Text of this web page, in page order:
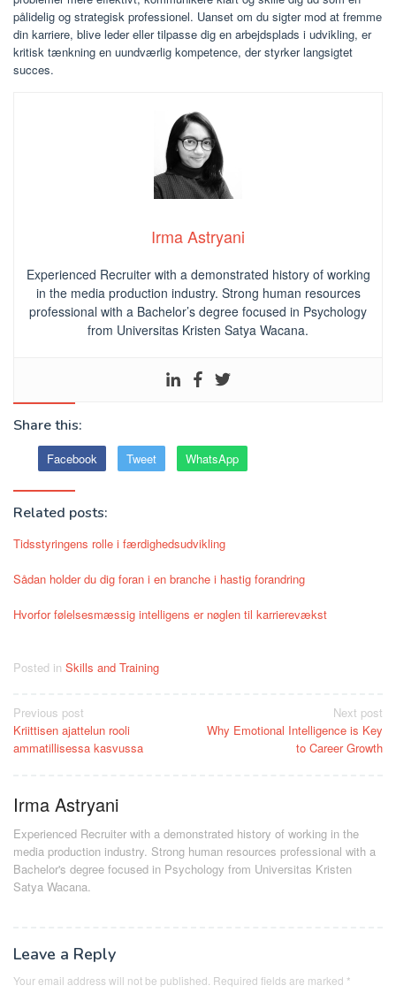
pålidelig og strategisk professionel. Uanset om du sigter mod at fremme
din karriere, blive leder eller tilpasse dig en arbejdsplads i udvikling, er
kritisk tænkning en uundværlig kompetence, der styrker langsigtet
succes.
Irma Astryani
Experienced Recruiter with a demonstrated history of working
in the media production industry. Strong human resources
professional with a Bachelor’s degree focused in Psychology
from Universitas Kristen Satya Wacana.
Share this:
Facebook Tweet WhatsApp
Related posts:
Tidsstyringens rolle i færdighedsudvikling
Sådan holder du dig foran i en branche i hastig forandring
Hvorfor følelsesmæssig intelligens er nøglen til karrierevækst
Posted in Skills and Training
Post
navigation
Previous post
Kriittisen ajattelun rooli
ammatillisessa kasvussa
Next post
Why Emotional Intelligence is Key
to Career Growth
Irma Astryani
Experienced Recruiter with a demonstrated history of working in the
media production industry. Strong human resources professional with a
Bachelor's degree focused in Psychology from Universitas Kristen
Satya Wacana.
Leave a Reply
Your email address will not be published. Required fields are marked *